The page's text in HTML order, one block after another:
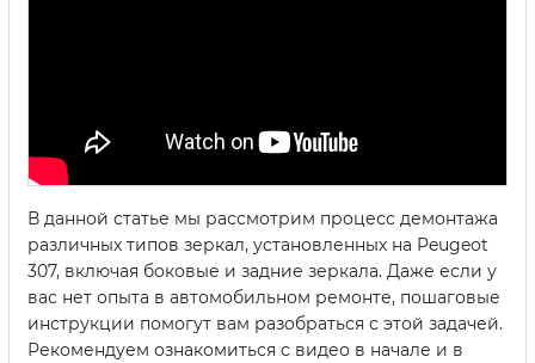
В данной статье мы рассмотрим процесс демонтажа
различных типов зеркал, установленных на Peugeot
307, включая боковые и задние зеркала. Даже если у
вас нет опыта в автомобильном ремонте, пошаговые
инструкции помогут вам разобраться с этой задачей.
Рекомендуем ознакомиться с видео в начале и в